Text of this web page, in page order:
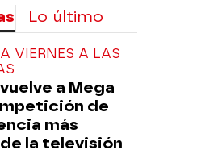
Lo último
VIERNES A LAS
a Mega
de
más
la televisión